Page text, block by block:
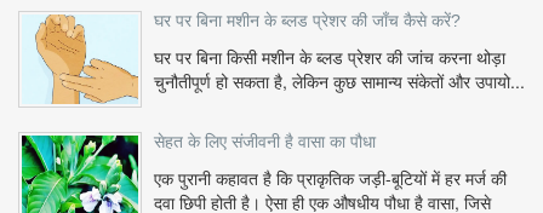
घर पर बिना मशीन के ब्लड प्रेशर की जाँच कैसे करें?
घर पर बिना किसी मशीन के ब्लड प्रेशर की जांच करना थोड़ा
चुनौतीपूर्ण हो सकता है, लेकिन कुछ सामान्य संकेतों और उपायो...
सेहत के लिए संजीवनी है वासा का पौधा
एक पुरानी कहावत है कि प्राकृतिक जड़ी-बूटियों में हर मर्ज की
दवा छिपी होती है। ऐसा ही एक औषधीय पौधा है वासा, जिसे